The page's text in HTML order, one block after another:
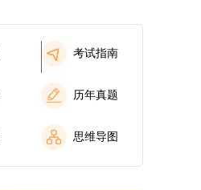
考试指南
历年真题
思维导图